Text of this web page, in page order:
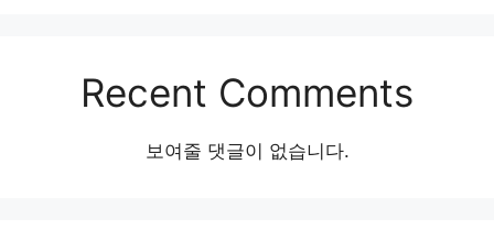
Recent Comments
보여줄 댓글이 없습니다.